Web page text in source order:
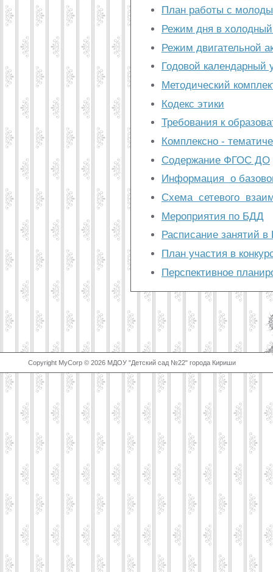
План работы с
Режим дня в холодный
Режим двигательной
Годовой календарный
Методический
Кодекс этики
Требования к
Комплексно -
Содержание ФГОС ДО
Информация о
Схема сетевого
Мероприятия по БДД
Расписание занятий
План участия в
Перспективное
Copyright MyCorp © 2026 МДОУ "Детский сад №22" города Кириши